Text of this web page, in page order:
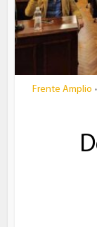
Frente Amplio •